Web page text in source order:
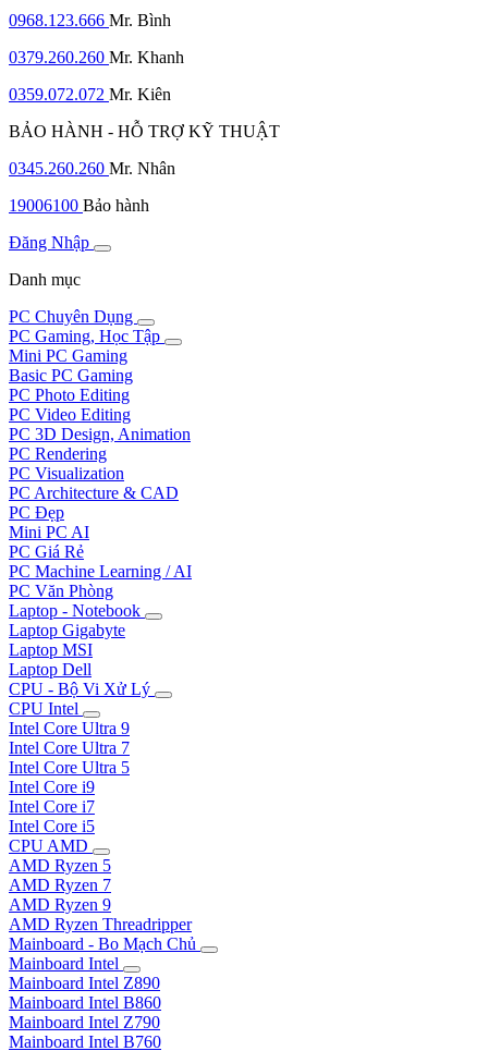
0968.123.666 Mr. Bình
0379.260.260 Mr. Khanh
0359.072.072 Mr. Kiên
BẢO HÀNH - HỖ TRỢ KỸ THUẬT
0345.260.260 Mr. Nhân
19006100 Bảo hành
Đăng Nhập
Danh mục
PC Chuyên Dụng
PC Gaming, Học Tập
Mini PC Gaming
Basic PC Gaming
PC Photo Editing
PC Video Editing
PC 3D Design, Animation
PC Rendering
PC Visualization
PC Architecture & CAD
PC Đẹp
Mini PC AI
PC Giá Rẻ
PC Machine Learning / AI
PC Văn Phòng
Laptop - Notebook
Laptop Gigabyte
Laptop MSI
Laptop Dell
CPU - Bộ Vi Xử Lý
CPU Intel
Intel Core Ultra 9
Intel Core Ultra 7
Intel Core Ultra 5
Intel Core i9
Intel Core i7
Intel Core i5
CPU AMD
AMD Ryzen 5
AMD Ryzen 7
AMD Ryzen 9
AMD Ryzen Threadripper
Mainboard - Bo Mạch Chủ
Mainboard Intel
Mainboard Intel Z890
Mainboard Intel B860
Mainboard Intel Z790
Mainboard Intel B760